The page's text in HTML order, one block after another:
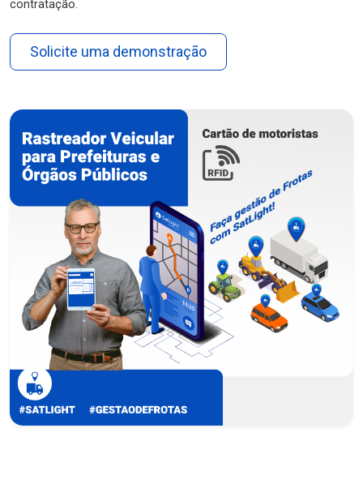
contratação.
Solicite uma demonstração